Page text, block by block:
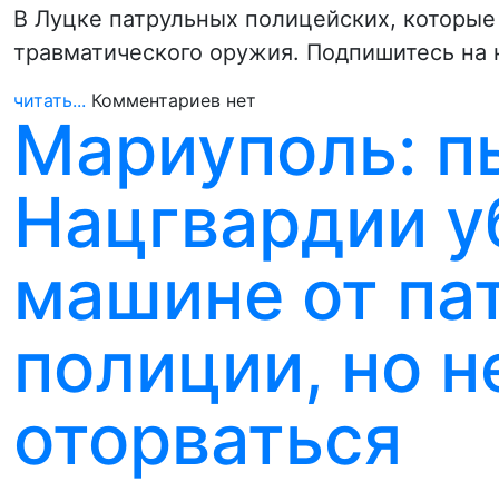
В Луцке патрульных полицейских,
травматического оружия. Подпишитесь
читать... Комментариев нет
Мариуполь:
Нацгвардии
машине от
полиции, но
оторваться